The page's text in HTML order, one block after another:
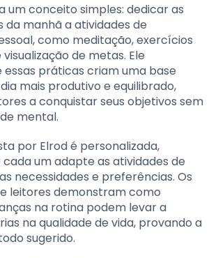
um conceito simples: dedicar as
da manhã a atividades de
como meditação, exercícios
de metas. Ele
práticas criam uma base
mais produtivo e equilibrado,
a conquistar seus objetivos sem
mental.
por Elrod é personalizada,
um adapte as atividades de
necessidades e preferências. Os
leitores demonstram como
na rotina podem levar a
na qualidade de vida, provando a
sugerido.